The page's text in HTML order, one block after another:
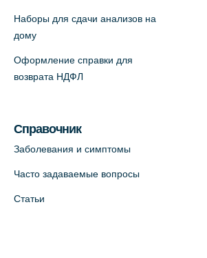
Медицинский центр на ул.
+7 (812) 660-73-69
Медицинский центр на пр.
Просвещения, 12к2
Наборы для сдачи анализов на
дому
Оформление справки для
возврата НДФЛ
Справочник
Заболевания и симптомы
Часто задаваемые вопросы
Статьи